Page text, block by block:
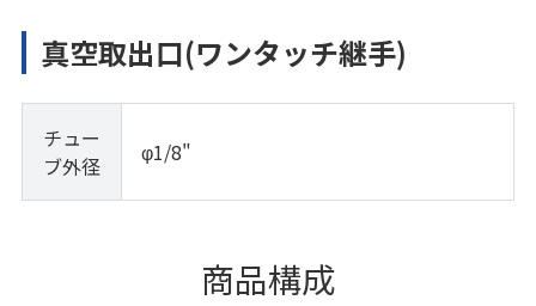
真空取出口(ワンタッチ継手)
チュー
ブ外径
φ1/8"
商品構成